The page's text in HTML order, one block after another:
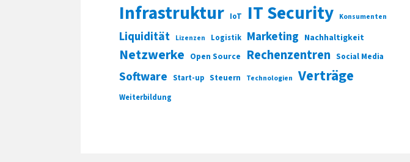
Infrastruktur IoT IT Security Konsumenten
Liquidität Lizenzen Logistik Marketing Nachhaltigkeit
Netzwerke Open Source Rechenzentren Social Media
Software Start-up Steuern Technologien Verträge
Weiterbildung